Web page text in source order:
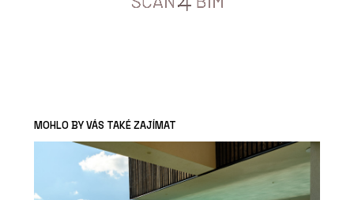
MOHLO BY VÁS TAKÉ ZAJÍMAT